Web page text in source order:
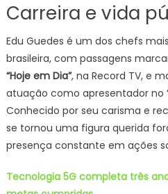
Carreira e vida
Edu Guedes é um dos chefs
brasileira, com passagens
“Hoje em Dia”, na Record TV, e
atuação como apresentador no
Conhecido por seu carisma e
se tornou uma figura querida
presença constante em ações
Tecnologia 5G completa três